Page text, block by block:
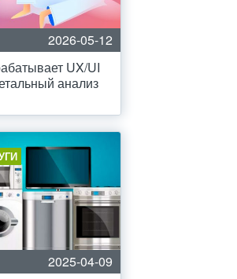
2026-05-12
UX/UI
анализ
2025-04-09